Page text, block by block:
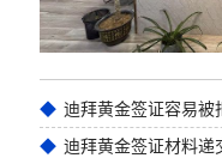
迪拜黄金签证材料递